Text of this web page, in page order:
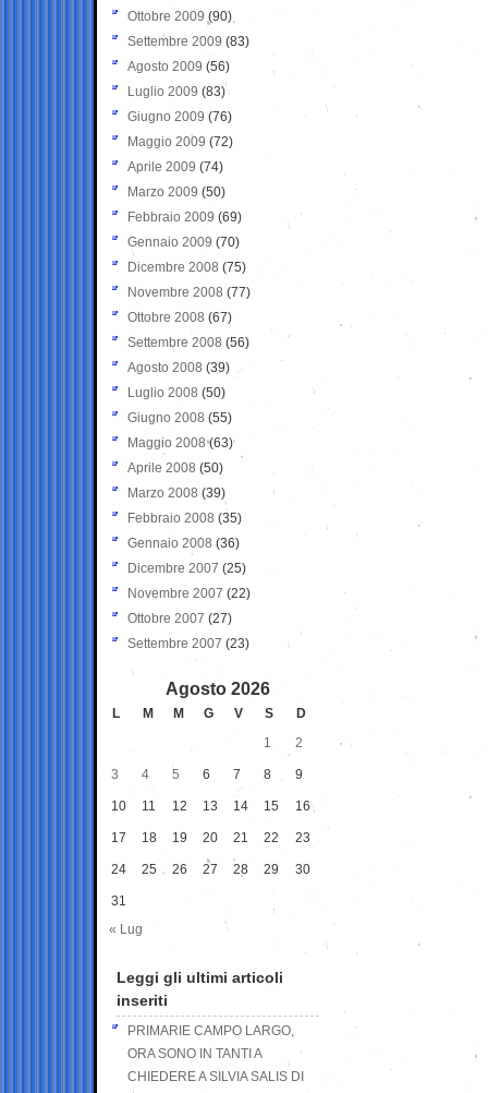
Ottobre 2009 (90)
Settembre 2009 (83)
Agosto 2009 (56)
Luglio 2009 (83)
Giugno 2009 (76)
Maggio 2009 (72)
Aprile 2009 (74)
Marzo 2009 (50)
Febbraio 2009 (69)
Gennaio 2009 (70)
Dicembre 2008 (75)
Novembre 2008 (77)
Ottobre 2008 (67)
Settembre 2008 (56)
Agosto 2008 (39)
Luglio 2008 (50)
Giugno 2008 (55)
Maggio 2008(63)
Aprile 2008 (50)
Marzo 2008 (39)
Febbraio 2008 (35)
Gennaio 2008 (36)
Dicembre 2007 (25)
Novembre 2007 (22)
Ottobre 2007 (27)
Settembre 2007 (23)
Agosto 2026
L M M G V S
D
1
2
3 4 5 6 7 8 9
10 11 12 13 14 15 16
17 18 19 20 21 22 23
24 25 26 27 28 29 30
31
« Lug
Leggi gli ultimi articoli
inseriti
PRIMARIE CAMPO LARGO,
ORA SONO IN TANTI A
CHIEDERE A SILVIA SALIS DI